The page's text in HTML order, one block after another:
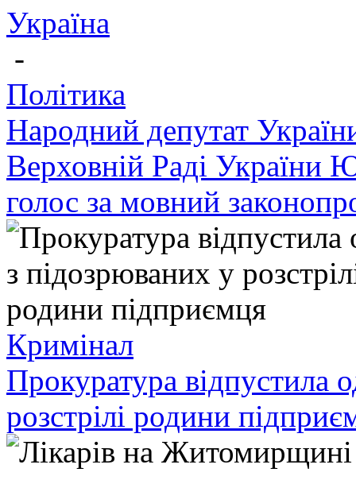
Україна
-
Політика
Народний депутат
Верховній Раді України
голос за мовний
Кримінал
Прокуратура відпустила
розстрілі родини